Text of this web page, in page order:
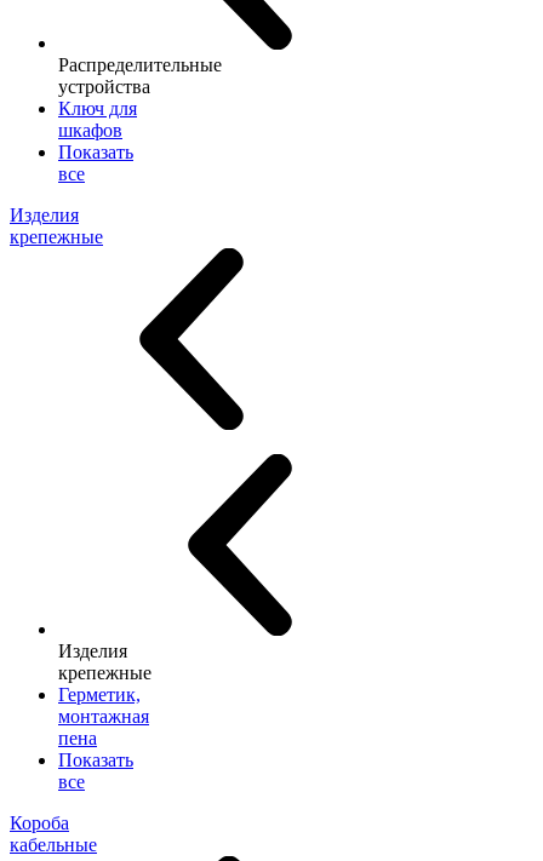
Распределительные
устройства
Ключ для
шкафов
Показать
все
Изделия
крепежные
Изделия
крепежные
Герметик,
монтажная
пена
Показать
все
Короба
кабельные